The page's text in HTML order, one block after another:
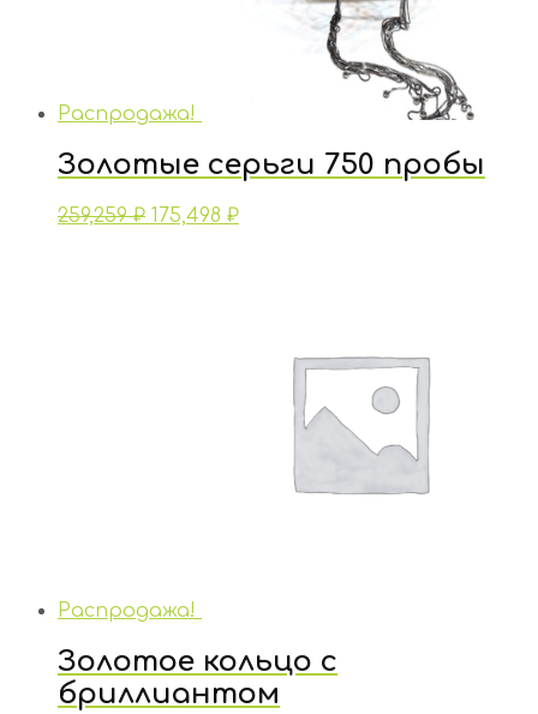
Распродажа!
Золотые серьги 750 пробы
259,259₽ 175,498 ₽
Распродажа!
Золотое кольцо с
бриллиантом